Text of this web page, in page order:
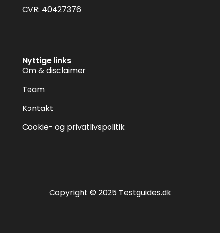
CVR: 40427376
Nyttige links
Om & disclaimer
Team
Kontakt
Cookie- og privatlivspolitik
Copyright © 2025 Testguides.dk